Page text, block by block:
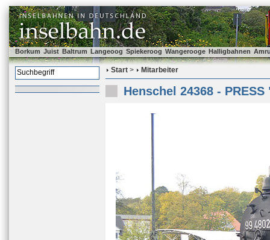
Borkum Juist Baltrum Langeoog Spiekeroog Wangerooge Halligbahnen
Start > Mitarbeiter
Henschel 24368 - PRESS